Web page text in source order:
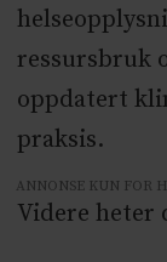
ressursbruk
oppdatert
praksis.
ANNONSE KUN FOR
Videre heter